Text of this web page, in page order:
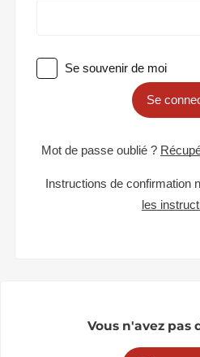
Se souvenir de moi
Se
Mot de passe oublié ?
Instructions de confirmation
les
Vous n'avez pas